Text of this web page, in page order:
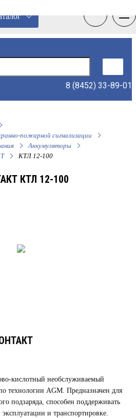
8 (8452) 33-89-01
пожарной сигнализации
Аккумуляторы
КТЛ 12-100
КТЛ 12-100
кислотный необслуживаемый
технологии AGM. Предназначен для
подзаряда, способен поддерживать
и транспортировке.